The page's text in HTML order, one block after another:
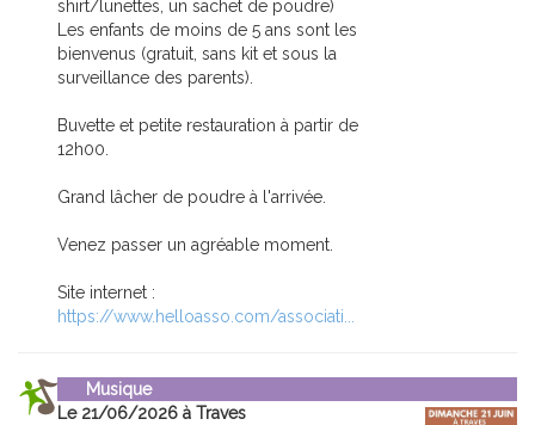
shirt/lunettes, un sachet de poudre)
Les enfants de moins de 5 ans sont les
bienvenus (gratuit, sans kit et sous la
surveillance des parents).
Buvette et petite restauration à partir de
12h00.
Grand lâcher de poudre à l'arrivée.
Venez passer un agréable moment.
Site internet :
https://www.helloasso.com/associati...
Musique
Le 21/06/2026 à Traves